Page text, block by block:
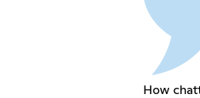
How